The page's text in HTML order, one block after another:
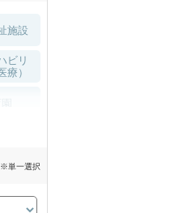
施設
ビリ
療）
※単一選択